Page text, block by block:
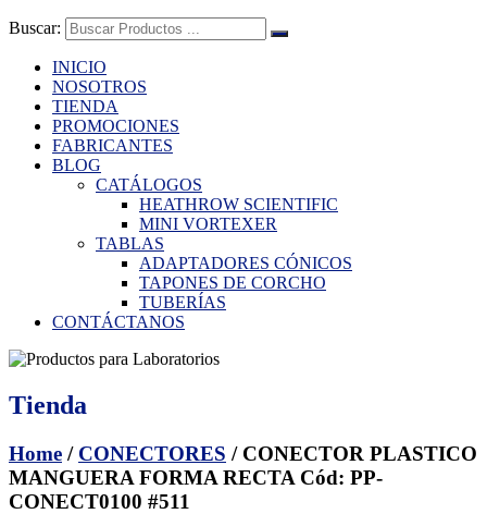
Buscar:
INICIO
NOSOTROS
TIENDA
PROMOCIONES
FABRICANTES
BLOG
CATÁLOGOS
HEATHROW SCIENTIFIC
MINI VORTEXER
TABLAS
ADAPTADORES CÓNICOS
TAPONES DE CORCHO
TUBERÍAS
CONTÁCTANOS
Tienda
Home / CONECTORES / CONECTOR PLASTICO
MANGUERA FORMA RECTA Cód: PP-
CONECT0100 #511